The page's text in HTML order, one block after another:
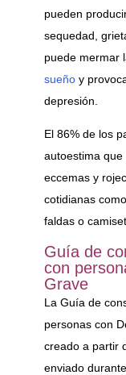
pueden
sequedad,
puede mermar
sueñoy
depresión.
El 86% de los
autoestima
eccemas y
cotidianas
faldas o
Guía de
con
Grave
La Guía de
personas con
creado a partir
enviado